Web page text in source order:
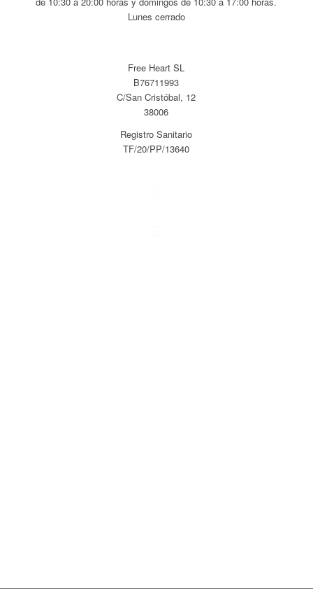
Lunes cerrado
Free Heart SL
B76711993
C/San Cristóbal, 12
38006
Registro Sanitario
TF/20/PP/13640